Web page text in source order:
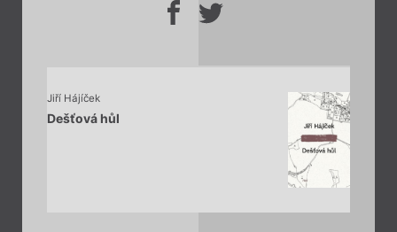
Jiří Hájíček
Dešťová hůl